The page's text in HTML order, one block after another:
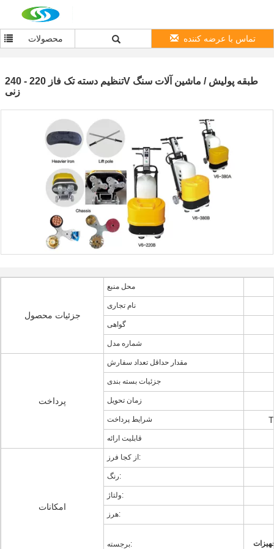
محصولات تماس با عرضه کننده
تنظیم دسته تک فاز 220 - 240V طبقه پولیش / ماشین آلات سنگ
زنی
جزئیات محصول
محل منبع
نام تجاری
گواهی
شماره مدل
پرداخت
مقدار حداقل تعداد سفارش
جزئیات بسته بندی
زمان تحویل
شرایط پرداخت
قابلیت ارائه
امکانات
از کجا فرز:
رنگ:
ولتاژ:
هرز:
برجسته: